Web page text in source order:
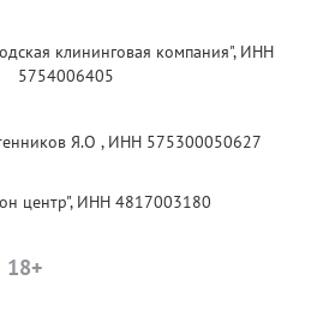
клининговая компания", ИНН
5754006405
Я.О , ИНН 575300050627
центр", ИНН 4817003180